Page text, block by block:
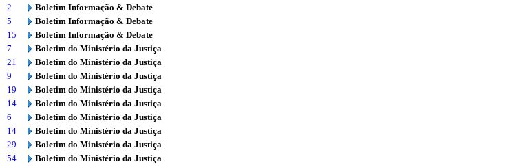
2
Boletim Informação & Debate
5
Boletim Informação & Debate
15
Boletim Informação & Debate
7
Boletim do Ministério da Justiça
21
Boletim do Ministério da Justiça
9
Boletim do Ministério da Justiça
19
Boletim do Ministério da Justiça
14
Boletim do Ministério da Justiça
6
Boletim do Ministério da Justiça
14
Boletim do Ministério da Justiça
29
Boletim do Ministério da Justiça
54
Boletim do Ministério da Justiça